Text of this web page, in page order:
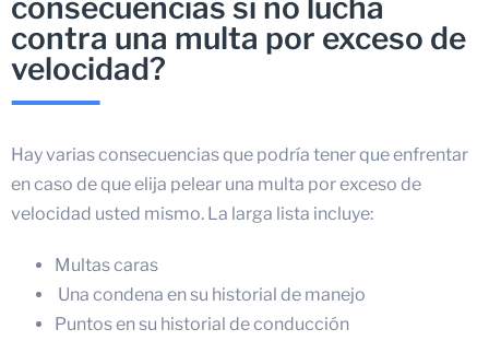
consecuencias si no lucha
contra una multa por exceso de
velocidad?
Hay varias consecuencias que podría tener que enfrentar
en caso de que elija pelear una multa por exceso de
velocidad usted mismo. La larga lista incluye:
Multas caras
Una condena en su historial de manejo
Puntos en su historial de conducción